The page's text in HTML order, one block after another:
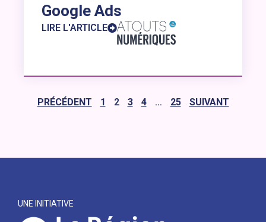
Google Ads
LIRE L'ARTICLE
PRÉCÉDENT 1 2 3 4 … 25 SUIVANT
UNE INITIATIVE